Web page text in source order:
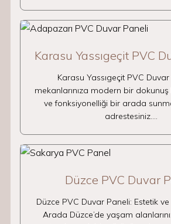
Karasu Yassıgeçit PVC
Karasu Yassıgeçit PVC
mekanlarınıza modern bir
ve fonksiyonelliği bir arada
adrestesiniz.…
Düzce PVC Duvar
Düzce PVC Duvar Paneli: Estetik ve
Arada Düzce’de yaşam